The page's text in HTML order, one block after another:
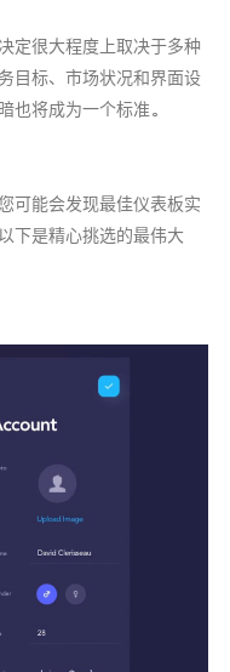
定很大程度上取决于多种
目标、市场状况和界面设
也将成为一个标准。
可能会发现最佳仪表板实
下是精心挑选的最伟大